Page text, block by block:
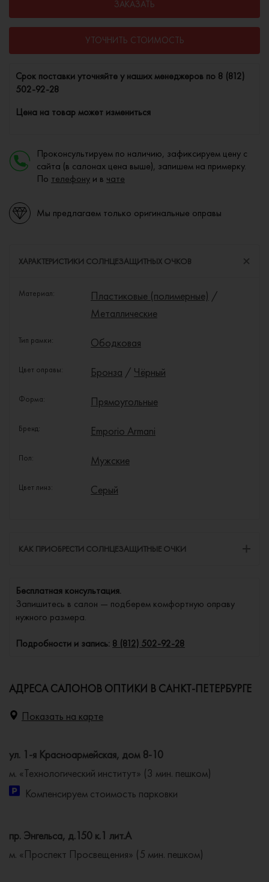
ЗАКАЗАТЬ
УТОЧНИТЬ СТОИМОСТЬ
Cрок поставки уточняйте у наших менеджеров по 8 (812)
502-92-28
Цена на товар может измениться
Проконсультируем по наличию, зафиксируем цену с
сайта (в салонах цена выше), запишем на примерку.
По телефону и в чате
Мы предлагаем только оригинальные оправы
ХАРАКТЕРИСТИКИ СОЛНЦЕЗАЩИТНЫХ ОЧКОВ
Материал: Пластиковые (полимерные) /
Металлические
Тип рамки: Ободковая
Цвет оправы: Бронза / Чёрный
Форма: Прямоугольные
Бренд: Emporio Armani
Пол: Мужские
Цвет линз: Серый
КАК ПРИОБРЕСТИ СОЛНЦЕЗАЩИТНЫЕ ОЧКИ
Бесплатная консультация.
Запишитесь в салон — подберем комфортную оправу
нужного размера.
Подробности и запись: 8 (812) 502-92-28
АДРЕСА САЛОНОВ ОПТИКИ В САНКТ-ПЕТЕРБУРГЕ
Показать на карте
ул. 1-я Красноармейская, дом 8-10
м. «Технологический институт» (3 мин. пешком)
Компенсируем стоимость парковки
пр. Энгельса, д.150 к.1 лит.А
м. «Проспект Просвещения» (5 мин. пешком)